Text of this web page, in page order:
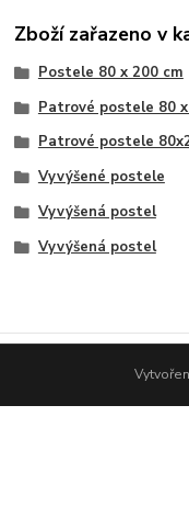
Zboží zařazeno v
Postele 80 x 200 cm
Patrové postele 80
Patrové postele
Vyvýšené postele
Vyvýšená postel
Vyvýšená postel